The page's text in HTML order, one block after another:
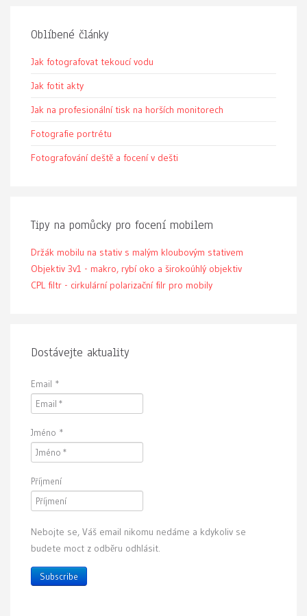
Oblíbené články
Jak fotografovat tekoucí vodu
Jak fotit akty
Jak na profesionální tisk na horších monitorech
Fotografie portrétu
Fotografování deště a focení v dešti
Tipy na pomůcky pro focení mobilem
Držák mobilu na stativ s malým kloubovým stativem
Objektiv 3v1 - makro, rybí oko a širokoúhlý objektiv
CPL filtr - cirkulární polarizační filr pro mobily
Dostávejte aktuality
Email *
Jméno *
Příjmení
Nebojte se, Váš email nikomu nedáme a kdykoliv se
budete moct z odběru odhlásit.
Subscribe